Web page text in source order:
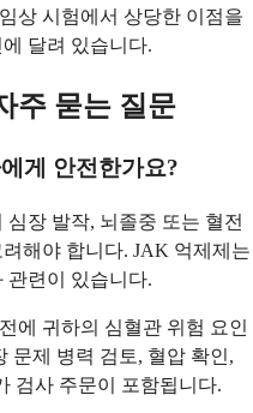
상 시험에서 상당한 이점을
달려 있습니다.
주 묻는 질문
게 안전한가요?
장 발작, 뇌졸중 또는 혈전
해야 합니다. JAK 억제제는
관련이 있습니다.
에 귀하의 심혈관 위험 요인
문제 병력 검토, 혈압 확인,
검사 주문이 포함됩니다.